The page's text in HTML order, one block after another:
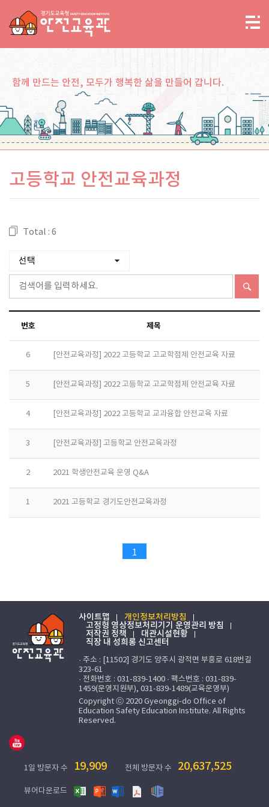
함께 만드는 안전, 모두가 행복한 삶을 만들어 갑니다.
고등학교 안전교육과정
Total : 6
번호 제목
6 [안전교육과정] 2022 고등학교 고교학점제 안전교육 자료
5 [안전교육과정] 2022 고등학교 고교학점제 안전교육 자료
4 [안전교육과정] 2022 고등학교 교과융합 안전교육 자료
3 [안전교육과정] 고등학교 안전교육과정
2 2021 학생안전교육 운영 Q&A
1 2021 고등학교 경기도안전교육과정
1
사이트맵
개인정보처리방침
고정형 영상정보처리기기 운영관리 방침
저작권 정책
대관시설현황
직장 내 성희롱 신고센터
· 주소 : [11502] 경기도 양주시 광적면 부흥로 618번길
323-61
· 전화번호 : 031-839-1400 · 팩스번호 : 031-839-
1459(운영지원부), 031-839-1489(교육운영부)
Copyright ⓒ 2020 Gyeonggi-do Office of
Education Safety Education Institute. All Rights
Reserved.
1일 방문자 수 19,909 전체 방문자 수 20,637,525
뷰어다운로드